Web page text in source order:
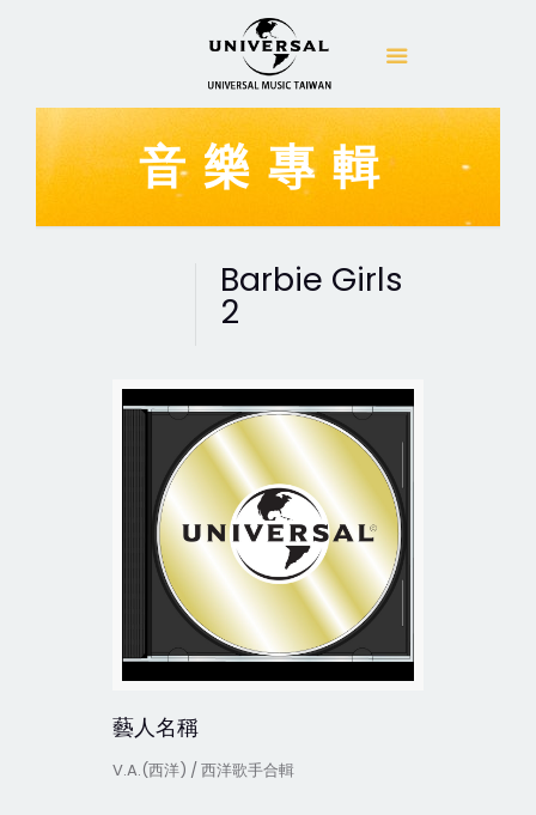
音樂專輯
Barbie Girls
2
藝人名稱
V.A.(西洋) / 西洋歌手合輯